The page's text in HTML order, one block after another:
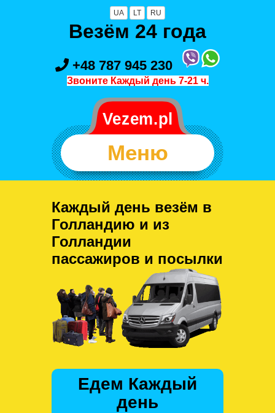
UA LT RU
Везём 24 года
+48 787 945 230
Звоните Каждый день 7-21 ч.
Меню
Каждый день везём в
Голландию и из
Голландии
пассажиров и посылки
Едем Каждый
день